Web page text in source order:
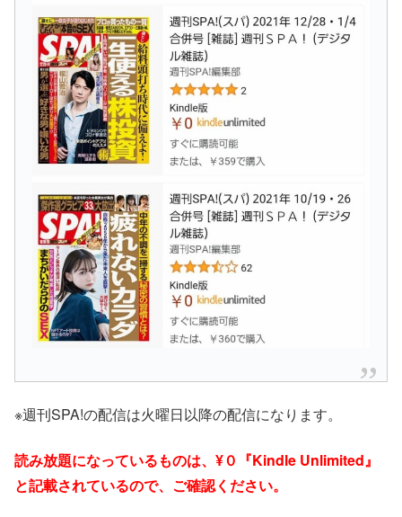
※週刊SPA!の配信は火曜日以降の配信になります。
読み放題になっているものは、¥０『Kindle Unlimited』
と記載されているので、ご確認ください。